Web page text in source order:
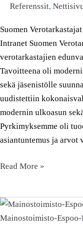
Referenssit,
Suomen
Intranet Suomen
verotarkastajien
Tavoitteena oli
sekä jäsenistölle
uudistettiin
modernin ulkoasun
Pyrkimyksemme oli
asiantuntemus ja arvot
Read More »
Horeca
Interior